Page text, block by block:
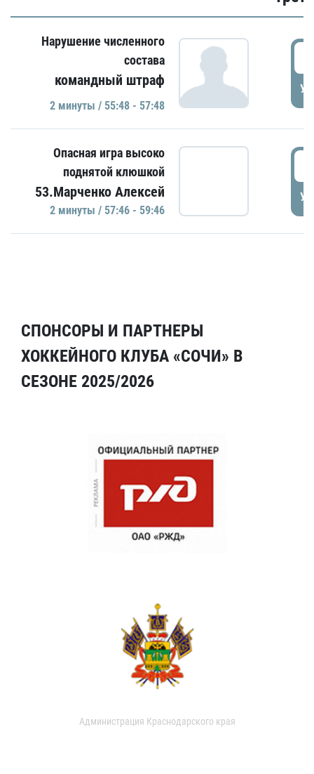
Нарушение численного
состава
командный штраф
2 минуты / 55:48 - 57:48
Опасная игра высоко
поднятой клюшкой
53.Марченко Алексей
2 минуты / 57:46 - 59:46
СПОНСОРЫ И ПАРТНЕРЫ
ХОККЕЙНОГО КЛУБА «СОЧИ» В
СЕЗОНЕ 2025/2026
Администрация Краснодарского края